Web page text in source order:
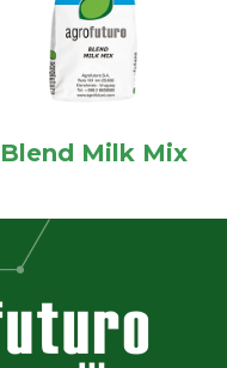
Blend Milk Mix